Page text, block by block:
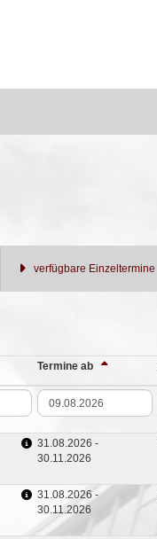
verfügbare Einzeltermine
Termine ab
31.08.2026 -
30.11.2026
31.08.2026 -
30.11.2026